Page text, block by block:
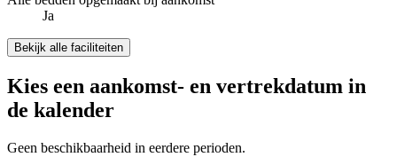
Ja
Bekijk alle faciliteiten
Kies een aankomst- en vertrekdatum in
de kalender
Geen beschikbaarheid in eerdere perioden.